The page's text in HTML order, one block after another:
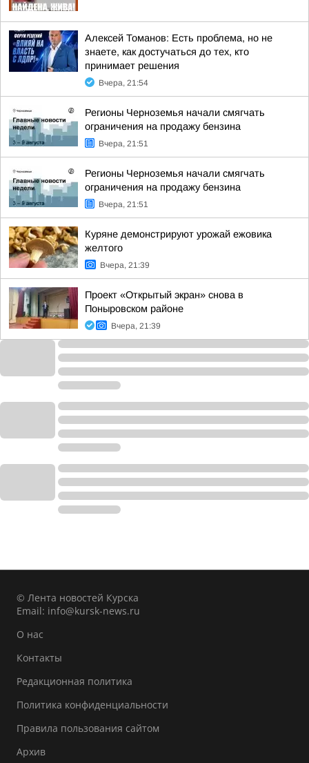
Алексей Томанов: Есть проблема, но не
знаете, как достучаться до тех, кто
принимает решения
Вчера, 21:54
Регионы Черноземья начали смягчать
ограничения на продажу бензина
Вчера, 21:51
Регионы Черноземья начали смягчать
ограничения на продажу бензина
Вчера, 21:51
Куряне демонстрируют урожай ежовика
желтого
Вчера, 21:39
Проект «Открытый экран» снова в
Поныровском районе
Вчера, 21:39
© Лента новостей Курска
Email: info@kursk-news.ru
О нас
Контакты
Редакционная политика
Политика конфиденциальности
Правила пользования сайтом
Архив